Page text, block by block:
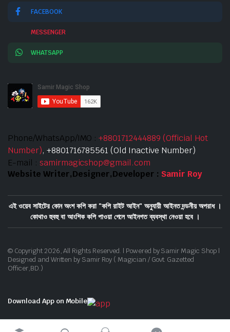
FACEBOOK
MESSENGER
WHATSAPP
Phone/WhatsApp/IMO : +8801712444889 (Official Hot
Number), +8801716785561 (Old Inactive Number)
E-mail : samirmagicshop@gmail.com
Website Writer,Designer,Developer : Samir Roy
এই ওয়েব সাইটের কোন অংশ কপি করা "কপি রাইট আইন" অনুযায়ী আইনত দন্ডনীয় অপরাধ ।
কোথাও হুবহু বা আংশিক কপি পাওয়া গেলে আইনগত ব্যবস্থা নেওয়া হবে ।
© Copyright 2026, All Rights Reserved. | Powered by Samir Magic Shop |
Designed and Written by Samir Roy ( Magician / Govt. Gazetted
Officer,BD.)
Download App on Mobile